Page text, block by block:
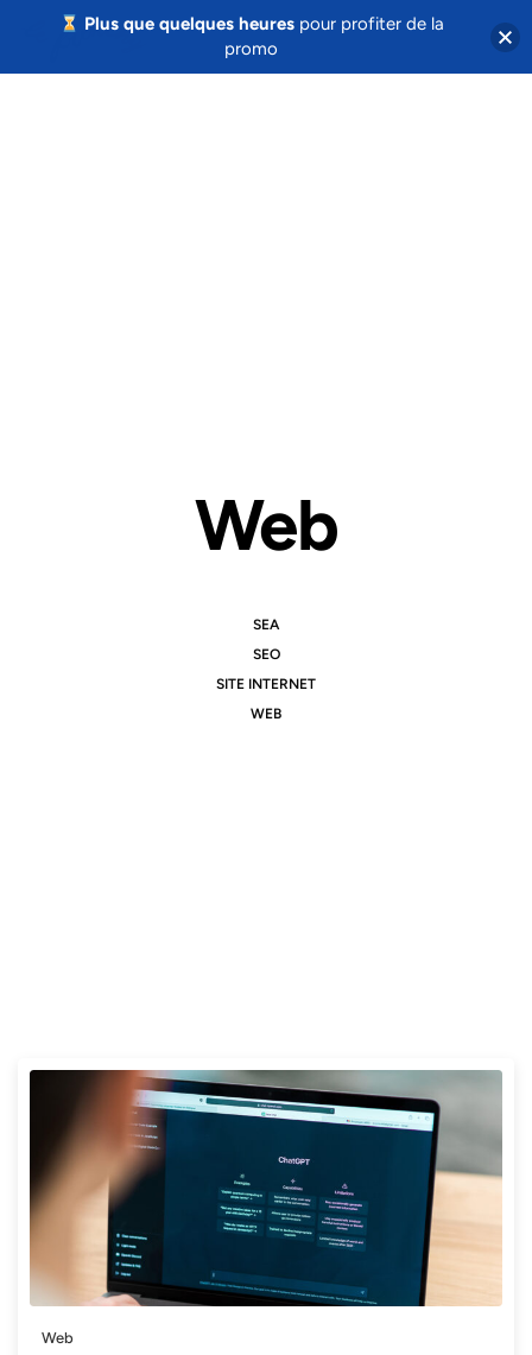
Web
SEA
SEO
SITE INTERNET
WEB
Web
Plus que quelques heurespour profiter de la
promo